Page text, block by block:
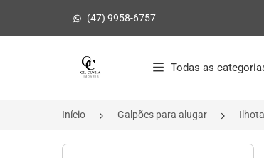
(47) 9958-6757
Página inicial
Todas as
Início Galpões para alugar